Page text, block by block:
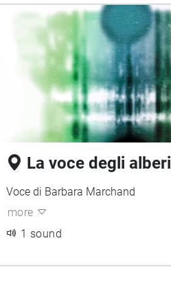
La voce degli alberi
Voce di Barbara Marchand
more
1 sound